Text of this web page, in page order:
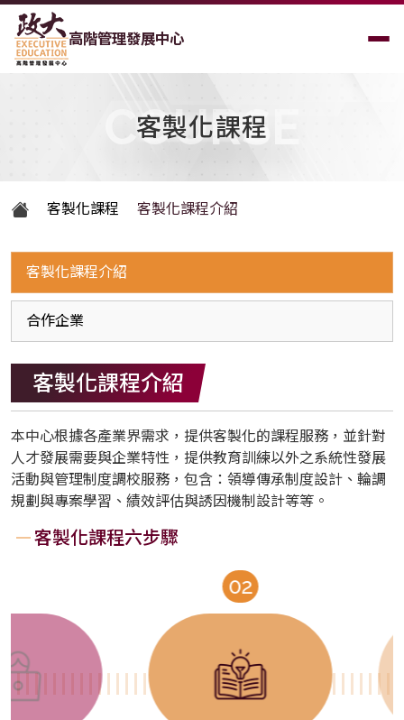
高階管理發展中心
客製化課程
COURSE
客製化課程 客製化課程介紹
客製化課程介紹
合作企業
客製化課程介紹
本中心根據各產業界需求，提供客製化的課程服務，並針對
人才發展需要與企業特性，提供教育訓練以外之系統性發展
活動與管理制度調校服務，包含：領導傳承制度設計、輪調
規劃與專案學習、績效評估與誘因機制設計等等。
客製化課程六步驟
02